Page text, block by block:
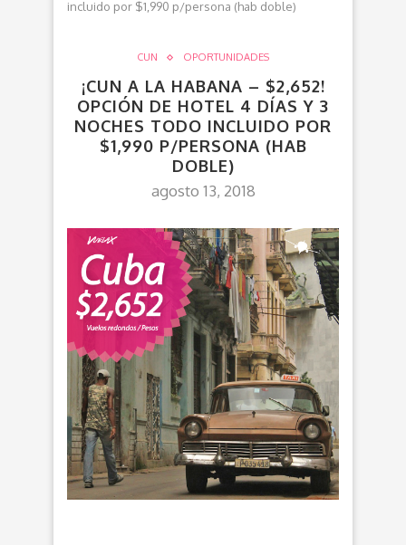
incluido por $1,990 p/persona (hab doble)
CUN OPORTUNIDADES
¡CUN A LA HABANA – $2,652!
OPCIÓN DE HOTEL 4 DÍAS Y 3
NOCHES TODO INCLUIDO POR
$1,990 P/PERSONA (HAB
DOBLE)
agosto 13, 2018